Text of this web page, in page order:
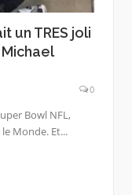
un TRES joli
0
Bowl NFL,
Monde. Et...